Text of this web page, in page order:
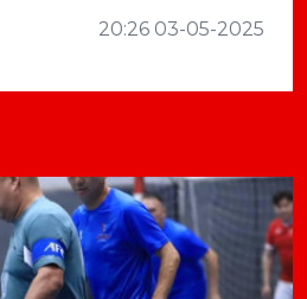
20:26 03-05-2025